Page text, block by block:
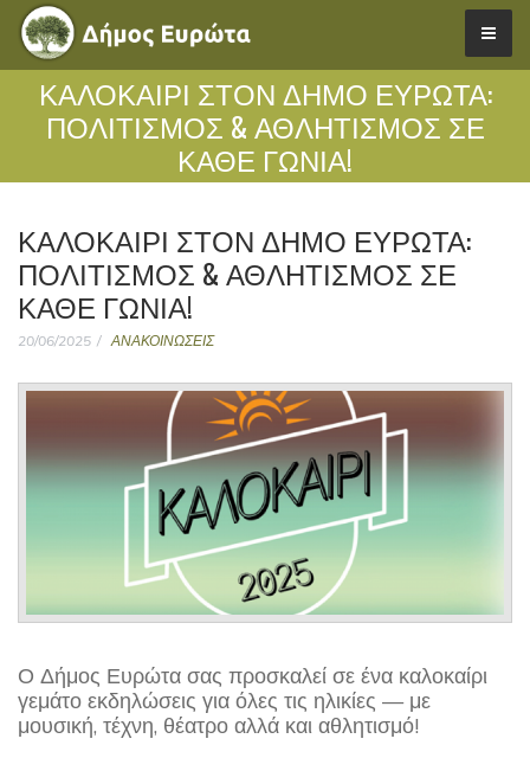
ΚΑΛΟΚΑΊΡΙ ΣΤΟΝ ΔΉΜΟ ΕΥΡΏΤΑ:
ΠΟΛΙΤΙΣΜΌΣ & ΑΘΛΗΤΙΣΜΌΣ ΣΕ
ΚΆΘΕ ΓΩΝΙΆ!
ΚΑΛΟΚΑΊΡΙ ΣΤΟΝ ΔΉΜΟ ΕΥΡΏΤΑ:
ΠΟΛΙΤΙΣΜΌΣ & ΑΘΛΗΤΙΣΜΌΣ ΣΕ
ΚΆΘΕ ΓΩΝΙΆ!
20/06/2025 ΑΝΑΚΟΙΝΩΣΕΙΣ
Ο Δήμος Ευρώτα σας προσκαλεί σε ένα καλοκαίρι
γεμάτο εκδηλώσεις για όλες τις ηλικίες — με
μουσική, τέχνη, θέατρο αλλά και αθλητισμό!